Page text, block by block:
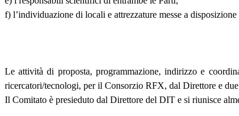
f) l’individuazione di locali e attrezzature messe a
Le attività di proposta, programmazione, indirizzo e
ricercatori/tecnologi, per il Consorzio RFX, dal Direttore e
Il Comitato è presieduto dal Direttore del DIT e si riunisce